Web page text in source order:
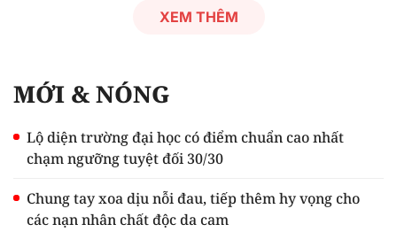
XEM THÊM
MỚI & NÓNG
Lộ diện trường đại học có điểm chuẩn cao nhất
chạm ngưỡng tuyệt đối 30/30
Chung tay xoa dịu nỗi đau, tiếp thêm hy vọng cho
các nạn nhân chất độc da cam